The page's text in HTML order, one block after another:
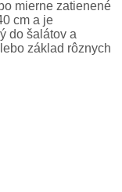
mierne zatienené
cm a je
do šalátov a
základ rôznych